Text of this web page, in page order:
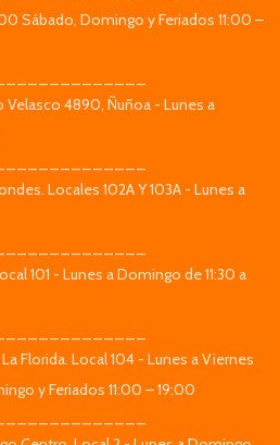
Sábado, Domingo y Feriados 11:00 –
Velasco 4890, Ñuñoa - Lunes a
Locales 102A Y 103A - Lunes a
101 - Lunes a Domingo de 11:30 a
Florida. Local 104 - Lunes a Viernes
y Feriados 11:00 – 19:00